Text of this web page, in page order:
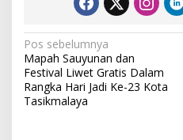
N
a
v
i
Pos sebelumnya
Mapah Sauyunan dan
Festival Liwet Gratis Dalam
Rangka Hari Jadi Ke-23 Kota
Tasikmalaya